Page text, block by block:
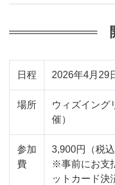
日程 2026年4月29
場所
ウィズイング
催）
参加
費
3,900円（税込
※事前にお支
ットカード決